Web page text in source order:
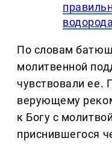
По словам
молитвенной
чувствовали ее.
верующему
к Богу с
приснившегося